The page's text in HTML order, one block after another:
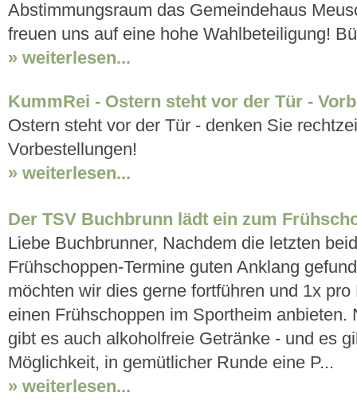
Abstimmungsraum das Gemeindehaus
freuen uns auf eine hohe Wahlbeteiligung!
» weiterlesen...
KummRei - Ostern steht vor der Tür -
Ostern steht vor der Tür - denken Sie
Vorbestellungen!
» weiterlesen...
Der TSV Buchbrunn lädt ein zum
Liebe Buchbrunner, Nachdem die letzten
Frühschoppen-Termine guten Anklang
möchten wir dies gerne fortführen und 1x pro
einen Frühschoppen im Sportheim anbieten.
gibt es auch alkoholfreie Getränke - und es
Möglichkeit, in gemütlicher Runde eine P...
» weiterlesen...